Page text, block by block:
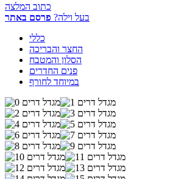
כתוב המלצה
בעל וילה? פרסם באתר
כללי
החצר והבריכה
הסלון והמטבח
פנים החדרים
במיוחד לחורף